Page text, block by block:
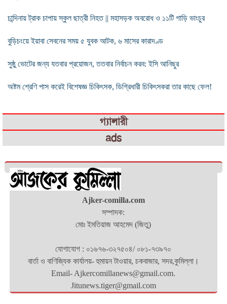
চান্দিনায় ট্রাক চাপায় স্কুল ছাত্রী নিহত || মহাসড়ক অবরোধ ও ১১টি গাড়ি ভাংচুর
বুড়িচংয়ে ইয়াবা সেবনের সময় ৫ যুবক আটক, ৬ মাসের কারাদণ্ড
সুষ্ঠু ভোটের জন্য যতবার প্রয়োজন, ততবার নির্বাচন করব: ইসি আনিছুর
অষ্টম শ্রেণি পাস করেই বিশেষজ্ঞ চিকিৎসক, ডিগ্রিধারী চিকিৎসকরা তার কাছে ফেল!
গ্যালারী
ads
Ajker-comilla.com
সম্পাদক:
মোঃ ইমতিয়াজ আহমেদ (জিতু)
যোগাযোগ : ০১৬৭৬-৩২৭৫০৪/ ০৮১-৭৩৯৭০
বার্তা ও বাণিজ্যিক কার্যালয়- হুমায়ন টাওয়ার, চকবাজার, সদর,কুমিল্লা।
Email- Ajkercomillanews@gmail.com.
Jitunews.tiger@gmail.com